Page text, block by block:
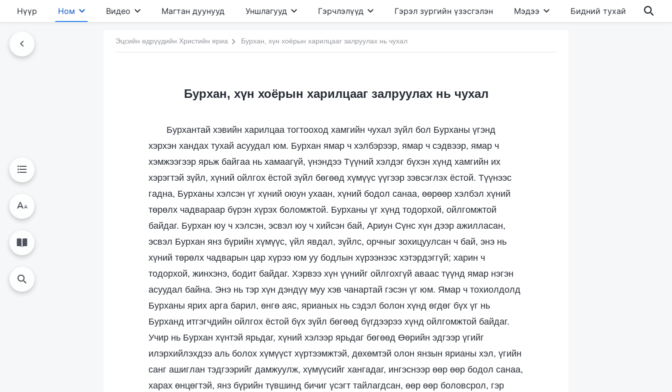
Нүүр Ном Видео Магтан дуунууд Уншлагууд Гэрчлэлүүд Гэрэл зургийн үзэсгэлэн Мэдээ Бидний тухай
Эцсийн өдрүүдийн Христийн яриа Бурхан, хүн хоёрын харилцааг залруулах нь чухал
Бурхан, хүн хоёрын харилцааг залруулах нь чухал
Бурхантай хэвийн харилцаа тогтооход хамгийн чухал зүйл бол Бурханы үгэнд
хэрхэн хандах тухай асуудал юм. Бурхан ямар ч хэлбэрээр, ямар ч сэдвээр, ямар ч
хэмжээгээр ярьж байгаа нь хамаагүй, үнэндээ Түүний хэлдэг бүхэн хүнд хамгийн их
хэрэгтэй зүйл, хүний ойлгох ёстой зүйл бөгөөд хүмүүс үүгээр зэвсэглэх ёстой. Түүнээс
гадна, Бурханы хэлсэн үг хүний оюун ухаан, хүний бодол санаа, өөрөөр хэлбэл хүний
төрөлх чадвараар бүрэн хүрэх боломжтой. Бурханы үг хүнд тодорхой, ойлгомжтой
байдаг. Бурхан юу ч хэлсэн, эсвэл юу ч хийсэн бай, Ариун Сүнс хүн дээр ажилласан,
эсвэл Бурхан янз бүрийн хүмүүс, үйл явдал, зүйлс, орчныг зохицуулсан ч бай, энэ нь
хүний төрөлх чадварын цар хүрээ юм уу бодлын хүрээнээс хэтэрдэггүй; харин ч
тодорхой, жинхэнэ, бодит байдаг. Хэрвээ хүн үүнийг ойлгохгүй аваас түүнд ямар нэгэн
асуудал байна. Энэ нь тэр хүн дэндүү муу хэв чанартай гэсэн үг юм. Ямар ч тохиолдолд
Бурханы ярих арга барил, өнгө аяс, ярианых нь сэдэл болон хүнд өгдөг бүх үг нь
Бурханд итгэгчдийн ойлгох ёстой бүх зүйл бөгөөд бүгдээрээ хүнд ойлгомжтой байдаг.
Учир нь Бурхан хүнтэй ярьдаг, хүний хэлээр ярьдаг бөгөөд Өөрийн эдгээр үгийг
илэрхийлэхдээ аль болох хүмүүст хүртээмжтэй, дөхөмтэй олон янзын ярианы хэл, үгийн
санг ашиглан тэдгээрийг дамжуулж, хүмүүсийг хангадаг, ингэснээр өөр өөр бодол санаа,
харах өнцөгтэй, янз бүрийн түвшинд бичиг үсэгт тайлагдсан, өөр өөр боловсрол, гэр